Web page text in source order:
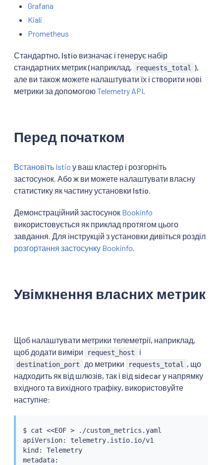
Grafana
Kiali
Prometheus
Стандартно, Istio визначає і генерує набір
стандартних метрик (наприклад,
requests_total
),
але ви також можете налаштувати їх і створити нові
метрики за допомогоюTelemetry API
Перед початком
Встановіть Istio у ваш кластер і розгорніть
застосунок. Або ж ви можете налаштувати власну
статистику як частину установки Istio.
Демонстраційний застосунок Bookinfo
використовується як приклад протягом цього
завдання. Для інструкцій з установки дивіться розділ
розгортання застосунку Bookinfo
Увімкнення власних метрик
Щоб налаштувати метрики телеметрії, наприклад,
щоб додати виміри
request_host і
destination_port до метрики requests_total
, що
надходить як від шлюзів, так і від sidecar у напрямку
вхідного та вихідного трафіку, використовуйте
наступне:
$ cat <<EOF > ./custom_metrics.yaml
apiVersion: telemetry.istio.io/v1
kind: Telemetry
metadata: